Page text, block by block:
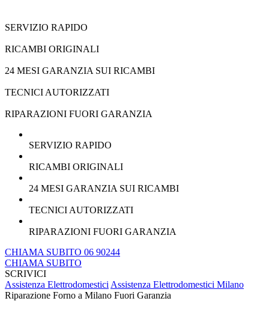
SERVIZIO RAPIDO
RICAMBI ORIGINALI
24 MESI GARANZIA SUI RICAMBI
TECNICI AUTORIZZATI
RIPARAZIONI FUORI GARANZIA
SERVIZIO RAPIDO
RICAMBI ORIGINALI
24 MESI GARANZIA SUI RICAMBI
TECNICI AUTORIZZATI
RIPARAZIONI FUORI GARANZIA
CHIAMA SUBITO 06 90244
CHIAMA SUBITO
SCRIVICI
Assistenza ElettrodomesticiAssistenza Elettrodomestici Milano
Riparazione Forno a Milano Fuori Garanzia